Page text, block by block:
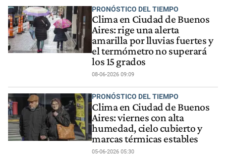
PRONÓSTICO DEL TIEMPO
Clima en Ciudad de Buenos
Aires: rige una alerta
amarilla por lluvias fuertes y
el termómetro no superará
los 15 grados
08-06-2026 09:09
PRONÓSTICO DEL TIEMPO
Clima en Ciudad de Buenos
Aires: viernes con alta
humedad, cielo cubierto y
marcas térmicas estables
05-06-2026 05:30